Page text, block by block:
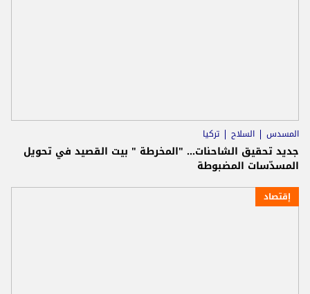
المسدس السلاح تركيا
جديد تحقيق الشاحنات... "المخرطة " بيت القصيد في تحويل
المسدّسات المضبوطة
إقتصاد